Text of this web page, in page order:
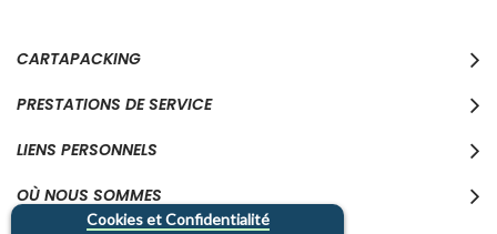
Cookies et Confidentialité
CARTAPACKING
PRESTATIONS DE SERVICE
LIENS PERSONNELS
OÙ NOUS SOMMES